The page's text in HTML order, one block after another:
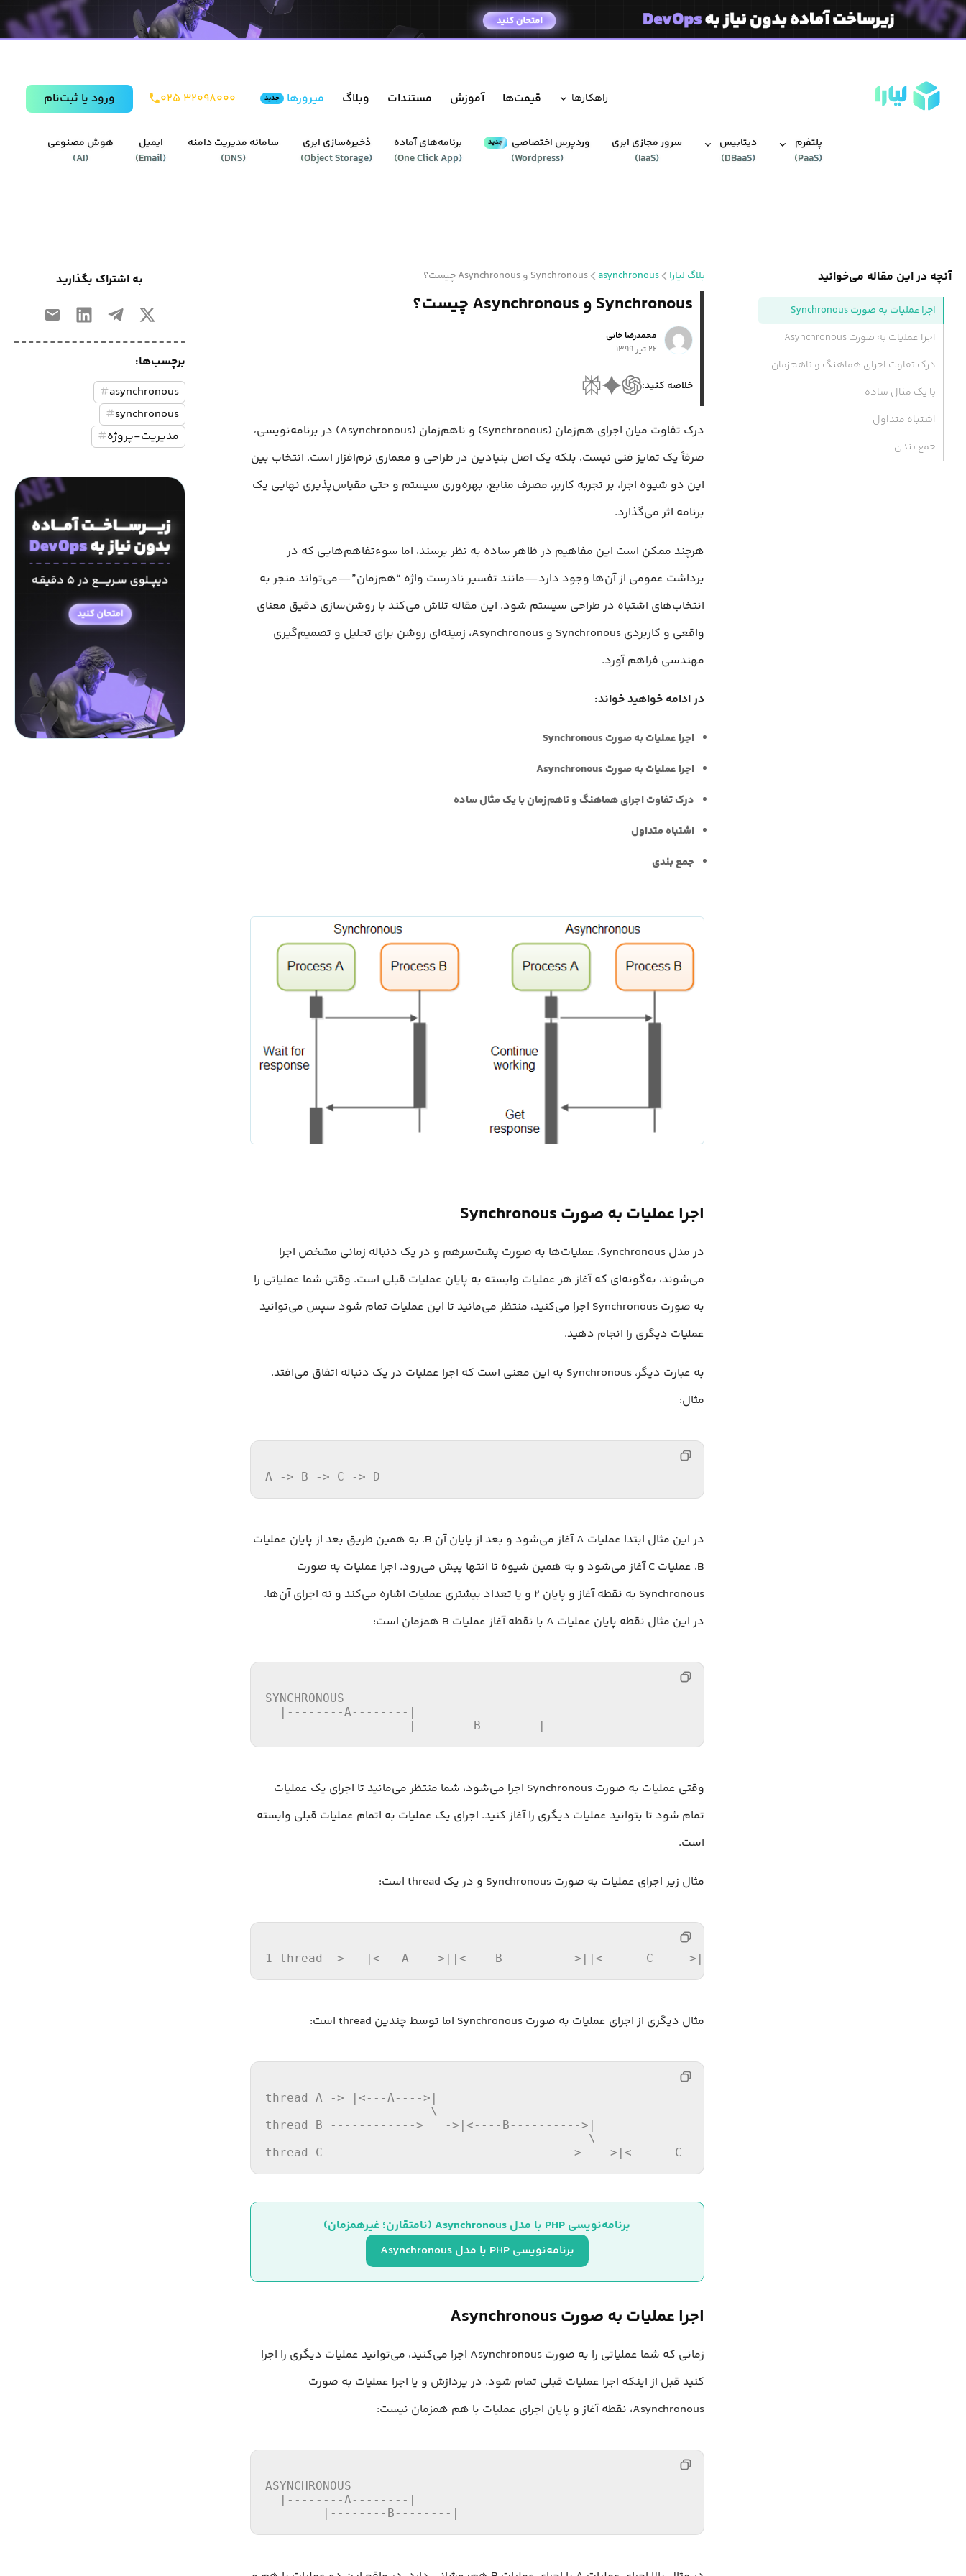
راهکار‌ها قیمت‌ها آموزش مستندات وبلاگ میرورها جدید ۰۲۵ ۳۲۰۹۸۰۰۰ ورود يا ثبت‌نام
هوش مصنوعی
(
AI
)
ایمیل
(
Email
)
سامانه مدیریت دامنه
(
DNS
)
ذخیره‌سازی ابری
(
Object Storage
)
برنامه‌های آماده
(
One Click App
)
وردپرس‌ اختصاصی جدید
(
Wordpress
)
سرور مجازی ابری
(
IaaS
)
دیتابیس‌
(
DBaaS
)
پلتفرم
(
PaaS
)
آنچه در این مقاله می‌خوانید
اجرا عملیات به صورت Synchronous
اجرا عملیات به صورت Asynchronous
درک تفاوت اجرای هماهنگ و ناهم‌زمان
با یک مثال ساده
اشتباه متداول
جمع بندی
بلاگ لیارا asynchronous Synchronous و Asynchronous چیست؟
Synchronous و Asynchronous چیست؟
محمد‌رضا خانی
۲۲ تیر ۱۳۹۹
خلاصه کنید:
درک تفاوت میان اجرای هم‌زمان (Synchronous) و ناهم‌زمان (Asynchronous) در برنامه‌نویسی،
صرفاً یک تمایز فنی نیست، بلکه یک اصل بنیادین در طراحی و معماری نرم‌افزار است. انتخاب بین
این دو شیوه اجرا، بر تجربه کاربر، مصرف منابع، بهره‌وری سیستم و حتی مقیاس‌پذیری نهایی یک
برنامه اثر می‌گذارد.
هرچند ممکن است این مفاهیم در ظاهر ساده به نظر برسند، اما سوءتفاهم‌هایی که در
برداشت عمومی از آن‌ها وجود دارد—مانند تفسیر نادرست واژه “هم‌زمان”—می‌تواند منجر به
انتخاب‌های اشتباه در طراحی سیستم شود. این مقاله تلاش می‌کند با روشن‌سازی دقیق معنای
واقعی و کاربردی Synchronous و Asynchronous، زمینه‌ای روشن برای تحلیل و تصمیم‌گیری
مهندسی فراهم آورد.
در ادامه خواهید خواند:
اجرا عملیات به صورت Synchronous
اجرا عملیات به صورت Asynchronous
درک تفاوت اجرای هماهنگ و ناهم‌زمان با یک مثال ساده
اشتباه متداول
جمع بندی
اجرا عملیات به صورت Synchronous
در مدل Synchronous، عملیات‌ها به صورت پشت‌سر‌هم و در یک دنباله زمانی مشخص اجرا
می‌شوند، به‌گونه‌ای که آغاز هر عملیات وابسته به پایان عملیات قبلی است. وقتی شما عملیاتی را
به صورت Synchronous اجرا می‌کنید، منتظر می‌مانید تا این عملیات تمام شود سپس می‌توانید
عملیات دیگری را انجام دهید.
به عبارت دیگر، Synchronous به این معنی است که اجرا عملیات در یک دنباله اتفاق می‌افتد.
مثال:
A -> B -> C -> D
در این مثال ابتدا عملیات A آغاز می‌شود و بعد از پایان آن B. به همین طریق بعد از پایان عملیات
B، عملیات C آغاز می‌شود و به همین شیوه تا انتها پیش می‌رود. اجرا عملیات به صورت
Synchronous به نقطه آغاز و پایان ۲ و یا تعداد بیشتری عملیات اشاره می‌کند و نه اجرای آن‌ها.
در این مثال نقطه پایان عملیات A با نقطه آغاز عملیات B همزمان است:
SYNCHRONOUS
  |--------A--------|
                    |--------B--------|
وقتی عملیات به صورت Synchronous اجرا می‌شود، شما منتظر می‌مانید تا اجرای یک عملیات
تمام شود تا بتوانید عملیات دیگری را آغاز کنید. اجرای یک عملیات به اتمام عملیات قبلی وابسته
است.
مثال زیر اجرای عملیات به صورت Synchronous و در یک thread است:
1 thread ->   |<---A---->||<----B---------->||<------C----->|
مثال دیگری از اجرای عملیات به صورت Synchronous اما توسط چندین thread است:
thread A -> |<---A---->|
                       \
thread B ------------>   ->|<----B---------->|
                                             \
thread C ---------------------------------->   ->|<------C----->|
برنامه‌نویسی PHP با مدل Asynchronous (نامتقارن؛ غیرهمزمان)
برنامه‌نویسی PHP با مدل Asynchronous
اجرا عملیات به صورت Asynchronous
زمانی که شما عملیاتی را به صورت Asynchronous اجرا می‌کنید، می‌توانید عملیات دیگری را اجرا
کنید قبل از اینکه اجرا عملیات قبلی تمام شود. در پردازش و یا اجرا عملیات به صورت
Asynchronous، نقطه آغاز و پایان اجرای عملیات با هم همزمان نیست:
ASYNCHRONOUS
  |--------A--------|
        |--------B--------|
به اشتراک بگذارید
برچسب‌ها:
asynchronous
#
synchronous
#
مدیریت-پروژه#